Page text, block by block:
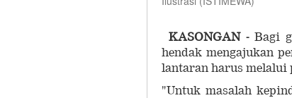
KASONGAN -Bagi
hendak mengajukan
lantaran harus melalui
"Untuk masalah